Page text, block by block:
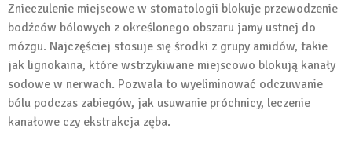
Znieczulenie miejscowe w stomatologii blokuje przewodzenie
bodźców bólowych z określonego obszaru jamy ustnej do
mózgu. Najczęściej stosuje się środki z grupy amidów, takie
jak lignokaina, które wstrzykiwane miejscowo blokują kanały
sodowe w nerwach. Pozwala to wyeliminować odczuwanie
bólu podczas zabiegów, jak usuwanie próchnicy, leczenie
kanałowe czy ekstrakcja zęba.